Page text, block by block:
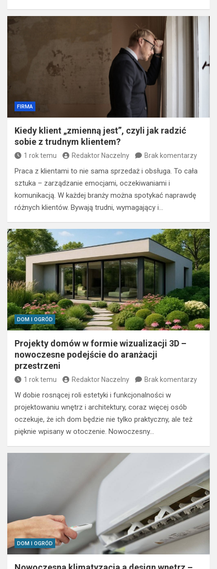
FIRMA
Kiedy klient „zmienną jest”, czyli jak radzić
sobie z trudnym klientem?
1 rok temu Redaktor Naczelny Brak komentarzy
Praca z klientami to nie sama sprzedaż i obsługa. To cała
sztuka – zarządzanie emocjami, oczekiwaniami i
komunikacją. W każdej branży można spotykać naprawdę
różnych klientów. Bywają trudni, wymagający i…
DOM I OGRÓD
Projekty domów w formie wizualizacji 3D –
nowoczesne podejście do aranżacji
przestrzeni
1 rok temu Redaktor Naczelny Brak komentarzy
W dobie rosnącej roli estetyki i funkcjonalności w
projektowaniu wnętrz i architektury, coraz więcej osób
oczekuje, że ich dom będzie nie tylko praktyczny, ale też
pięknie wpisany w otoczenie. Nowoczesny…
DOM I OGRÓD